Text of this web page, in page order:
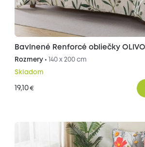
Bavlnené Renforcé obliečky
Rozmery • 140 x 200 cm
Skladom
19,10€